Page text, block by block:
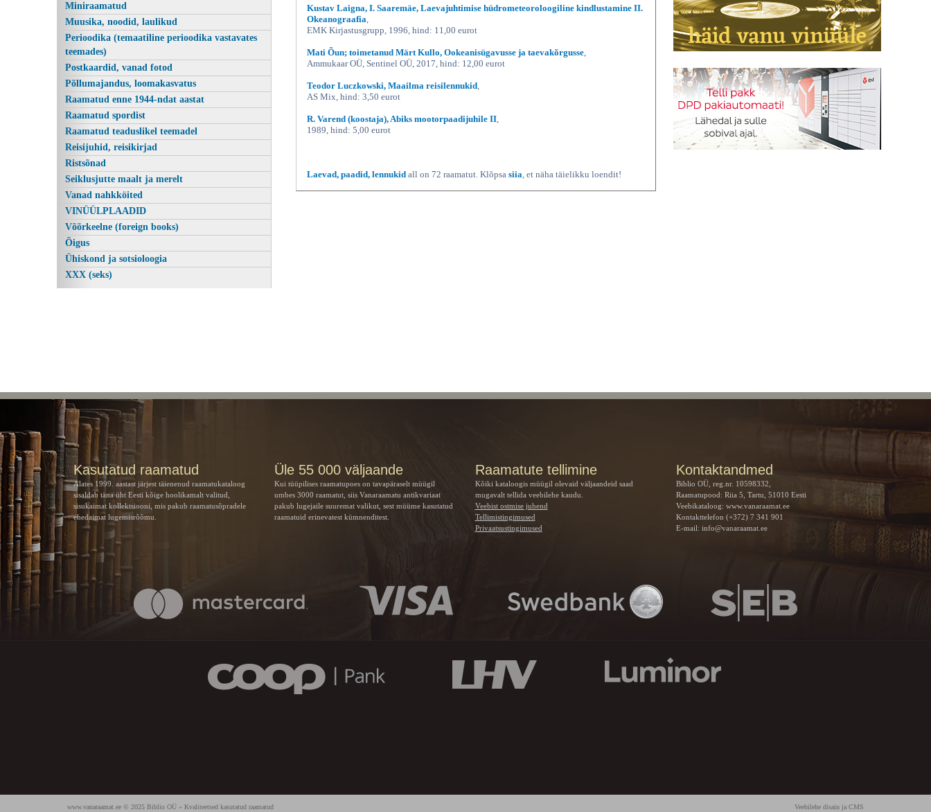
Aviation: The Early Years,
Miniraamatud
Muusika, noodid, laulikud
Perioodika (temaatiline perioodika vastavates
teemades)
Postkaardid, vanad fotod
Põllumajandus, loomakasvatus
Raamatud enne 1944-ndat aastat
Raamatud spordist
Raamatud teaduslikel teemadel
Reisijuhid, reisikirjad
Ristsõnad
Seiklusjutte maalt ja merelt
Vanad nahkköited
VINÜÜLPLAADID
Võõrkeelne (foreign books)
Õigus
Ühiskond ja sotsioloogia
XXX (seks)
Kustav Laigna, I. Saaremäe, Laevajuhtimise hüdrometeoroloogiline kindlustamine II.
Okeanograafia,
EMK Kirjastusgrupp, 1996, hind: 11,00 eurot
Mati Õun; toimetanud Märt Kullo, Ookeanisügavusse ja taevakõrgusse,
Ammukaar OÜ, Sentinel OÜ, 2017, hind: 12,00 eurot
Teodor Luczkowski, Maailma reisilennukid,
AS Mix, hind: 3,50 eurot
R. Varend (koostaja), Abiks mootorpaadijuhile II,
1989, hind: 5,00 eurot
Laevad, paadid, lennukid all on 72 raamatut. Klõpsa siia, et näha täielikku loendit!
Kasutatud raamatud
Alates 1999. aastast järjest täienenud raamatukataloog
sisaldab täna üht Eesti kõige hoolikamalt valitud,
sisukaimat kollektsiooni, mis pakub raamatusõpradele
ehedaimat lugemisrõõmu.
Üle 55 000 väljaande
Kui tüüpilises raamatupoes on tavapäraselt müügil
umbes 3000 raamatut, siis Vanaraamatu antikvariaat
pakub lugejaile suuremat valikut, sest müüme kasutatud
raamatuid erinevatest kümnenditest.
Raamatute tellimine
Kõiki kataloogis müügil olevaid väljaandeid saad
mugavalt tellida veebilehe kaudu.
Veebist ostmise juhend
Tellimistingimused
Privaatsustingimused
Kontaktandmed
Biblio OÜ, reg.nr. 10598332,
Raamatupood: Riia 5, Tartu, 51010 Eesti
Veebikataloog: www.vanaraamat.ee
Kontakttelefon (+372) 7 341 901
E-mail: info@vanaraamat.ee
Veebilehe disain ja CMS
www.vanaraamat.ee © 2025 Biblio OÜ » Kvaliteetsed kasutatud raamatud